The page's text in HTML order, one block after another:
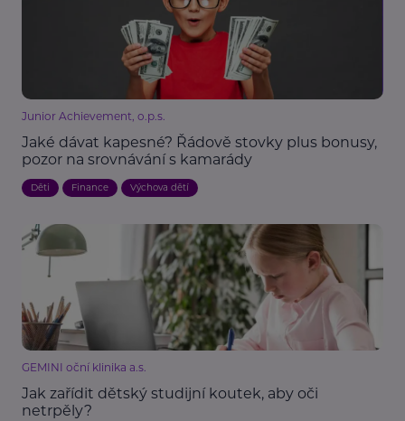
Junior Achievement, o.p.s.
Jaké dávat kapesné? Řádově stovky plus bonusy,
pozor na srovnávání s kamarády
Děti Finance Výchova dětí
GEMINI oční klinika a.s.
Jak zařídit dětský studijní koutek, aby oči
netrpěly?